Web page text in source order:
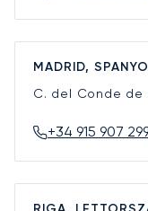
MADRID,
C. del Conde de
+34 915 907